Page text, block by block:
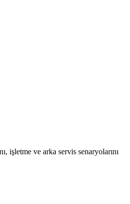
işletme ve arka servis senaryolarını